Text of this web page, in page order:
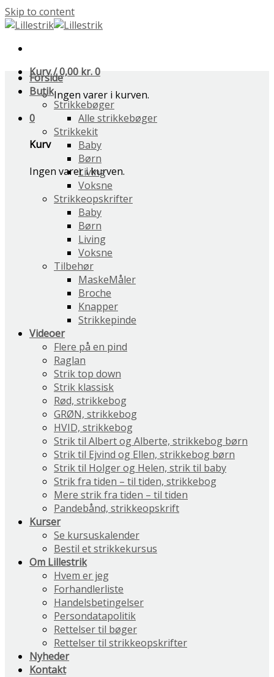
Skip to content
Kurv /0,00 kr.0
Ingen varer i kurven.
0
Kurv
Ingen varer i kurven.
Forside
Butik
Strikkebøger
Alle strikkebøger
Strikkekit
Baby
Børn
Living
Voksne
Strikkeopskrifter
Baby
Børn
Living
Voksne
Tilbehør
MaskeMåler
Broche
Knapper
Strikkepinde
Videoer
Flere på en pind
Raglan
Strik top down
Strik klassisk
Rød, strikkebog
GRØN, strikkebog
HVID, strikkebog
Strik til Albert og Alberte, strikkebog børn
Strik til Ejvind og Ellen, strikkebog børn
Strik til Holger og Helen, strik til baby
Strik fra tiden – til tiden, strikkebog
Mere strik fra tiden – til tiden
Pandebånd, strikkeopskrift
Kurser
Se kursuskalender
Bestil et strikkekursus
Om Lillestrik
Hvem er jeg
Forhandlerliste
Handelsbetingelser
Persondatapolitik
Rettelser til bøger
Rettelser til strikkeopskrifter
Nyheder
Kontakt